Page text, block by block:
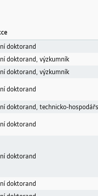
doktorand
doktorand, výzkumník
doktorand, výzkumník
doktorand
doktorand, technicko-
doktorand
doktorand
doktorand